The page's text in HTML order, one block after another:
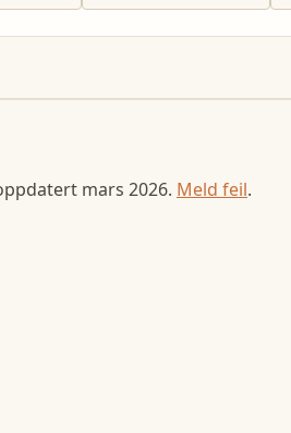
mars 2026. Meld feil.